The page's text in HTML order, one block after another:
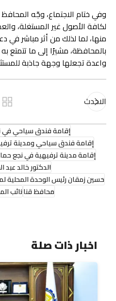
وفي ختام الاجتماع، وجّه المحافظ
لكافة الأصول غير المستغلة،
منها، لما لذلك من أثر مباشر في
بالمحافظة، مشيرًا إلى ما تتمتع
واعدة تجعلها وجهة جاذبة
الاحدث
إقامة فندق سياحي
إقامة فندق سياحي ومدينة
إقامة مدينة ترفيهية في نجع
الدكتور خالد عبد
حسين زمقان رئيس الوحدة المحلية
محافظ قنانائب
اخبار ذات صلة